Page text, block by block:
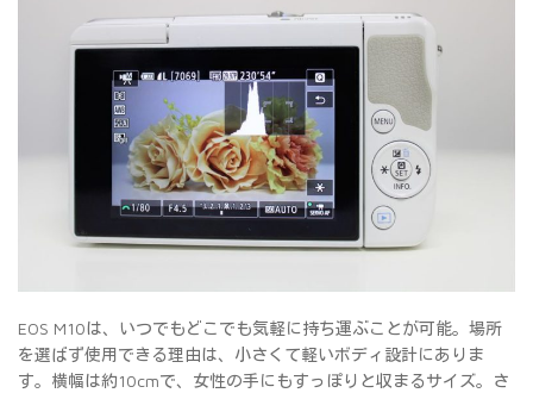
EOS M10は、いつでもどこでも気軽に持ち運ぶことが可能。場所
を選ばず使用できる理由は、小さくて軽いボディ設計にありま
す。横幅は約10cmで、女性の手にもすっぽりと収まるサイズ。さ